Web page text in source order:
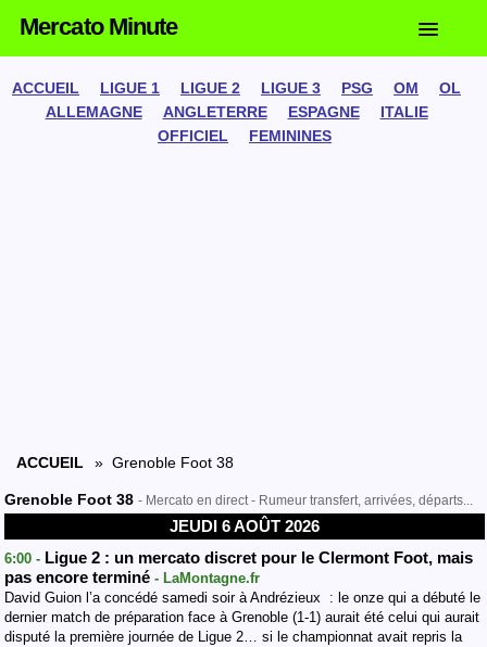
Mercato Minute
ACCUEIL LIGUE 1 LIGUE 2 LIGUE 3 PSG OM
OL
ALLEMAGNE
ANGLETERRE ESPAGNE
ITALIE
OFFICIEL
FEMININES
ACCUEIL » Grenoble Foot 38
Grenoble Foot 38 - Mercato en direct - Rumeur transfert, arrivées, départs...
JEUDI 6 AOÛT 2026
6:00 - Ligue 2 : un mercato discret pour le Clermont Foot, mais
pas encore terminé - LaMontagne.fr
David Guion l’a concédé samedi soir à Andrézieux : le onze qui a débuté le
dernier match de préparation face à Grenoble (1-1) aurait été celui qui aurait
disputé la première journée de Ligue 2… si le championnat avait repris la